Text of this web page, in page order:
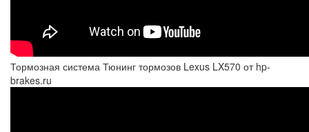
Тормозная система Тюнинг тормозов Lexus LX570 от hp-
brakes.ru